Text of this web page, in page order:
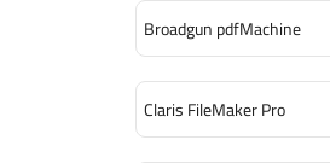
Broadgun pdfMachine
Claris FileMaker Pro